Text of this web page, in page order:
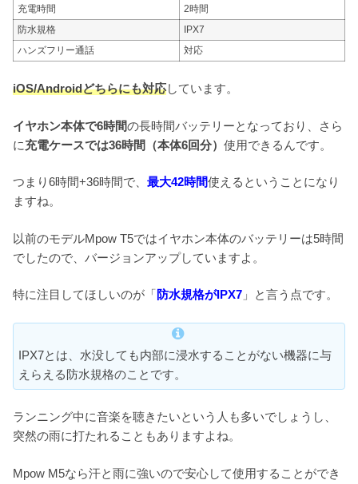
充電時間
2時間
防水規格
IPX7
ハンズフリー通話
対応
iOS/Androidどちらにも対応しています。
イヤホン本体で6時間の長時間バッテリーとなっており、さら
に充電ケースでは36時間（本体6回分） 使用できるんです。
つまり6時間+36時間で、 最大42時間使えるということになり
ますね。
以前のモデルMpow T5ではイヤホン本体のバッテリーは5時間
でしたので、バージョンアップしていますよ。
特に注目してほしいのが「 防水規格がIPX7 」と言う点です。
IPX7とは、水没しても内部に浸水することがない機器に与
えらえる防水規格のことです。
ランニング中に音楽を聴きたいという人も多いでしょうし、
突然の雨に打たれることもありますよね。
Mpow M5なら汗と雨に強いので安心して使用することができ